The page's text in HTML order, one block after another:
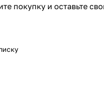
покупку и оставьте